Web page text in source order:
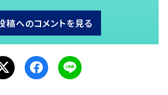
稿へのコメントを見る